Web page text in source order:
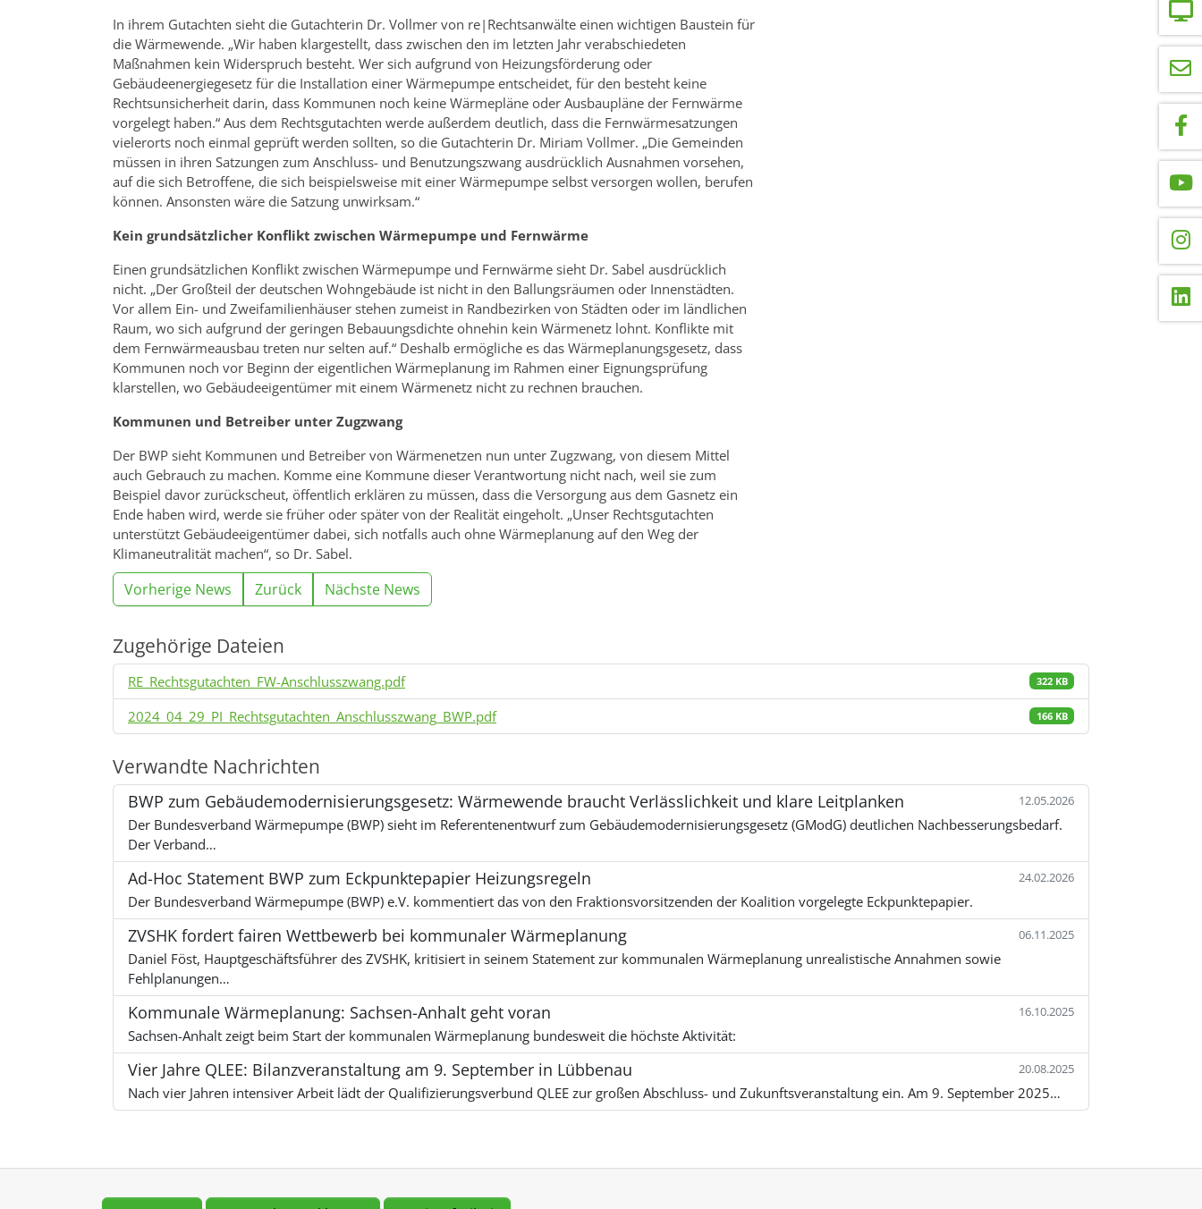
In ihrem Gutachten sieht die Gutachterin Dr. Vollmer von re|Rechtsanwälte einen wichtigen Baustein für
die Wärmewende. „Wir haben klargestellt, dass zwischen den im letzten Jahr verabschiedeten
Maßnahmen kein Widerspruch besteht. Wer sich aufgrund von Heizungsförderung oder
Gebäudeenergiegesetz für die Installation einer Wärmepumpe entscheidet, für den besteht keine
Rechtsunsicherheit darin, dass Kommunen noch keine Wärmepläne oder Ausbaupläne der Fernwärme
vorgelegt haben.“ Aus dem Rechtsgutachten werde außerdem deutlich, dass die Fernwärmesatzungen
vielerorts noch einmal geprüft werden sollten, so die Gutachterin Dr. Miriam Vollmer. „Die Gemeinden
müssen in ihren Satzungen zum Anschluss- und Benutzungszwang ausdrücklich Ausnahmen vorsehen,
auf die sich Betroffene, die sich beispielsweise mit einer Wärmepumpe selbst versorgen wollen, berufen
können. Ansonsten wäre die Satzung unwirksam.“
Kein grundsätzlicher Konflikt zwischen Wärmepumpe und Fernwärme
Einen grundsätzlichen Konflikt zwischen Wärmepumpe und Fernwärme sieht Dr. Sabel ausdrücklich
nicht. „Der Großteil der deutschen Wohngebäude ist nicht in den Ballungsräumen oder Innenstädten.
Vor allem Ein- und Zweifamilienhäuser stehen zumeist in Randbezirken von Städten oder im ländlichen
Raum, wo sich aufgrund der geringen Bebauungsdichte ohnehin kein Wärmenetz lohnt. Konflikte mit
dem Fernwärmeausbau treten nur selten auf.“ Deshalb ermögliche es das Wärmeplanungsgesetz, dass
Kommunen noch vor Beginn der eigentlichen Wärmeplanung im Rahmen einer Eignungsprüfung
klarstellen, wo Gebäudeeigentümer mit einem Wärmenetz nicht zu rechnen brauchen.
Kommunen und Betreiber unter Zugzwang
Der BWP sieht Kommunen und Betreiber von Wärmenetzen nun unter Zugzwang, von diesem Mittel
auch Gebrauch zu machen. Komme eine Kommune dieser Verantwortung nicht nach, weil sie zum
Beispiel davor zurückscheut, öffentlich erklären zu müssen, dass die Versorgung aus dem Gasnetz ein
Ende haben wird, werde sie früher oder später von der Realität eingeholt. „Unser Rechtsgutachten
unterstützt Gebäudeeigentümer dabei, sich notfalls auch ohne Wärmeplanung auf den Weg der
Klimaneutralität machen“, so Dr. Sabel.
Vorherige News Zurück Nächste News
Zugehörige Dateien
RE_Rechtsgutachten_FW-Anschlusszwang.pdf 322 KB
2024_04_29_PI_Rechtsgutachten_Anschlusszwang_BWP.pdf 166 KB
Verwandte Nachrichten
BWP zum Gebäudemodernisierungsgesetz: Wärmewende braucht Verlässlichkeit und klare Leitplanken 12.05.2026
Der Bundesverband Wärmepumpe (BWP) sieht im Referentenentwurf zum Gebäudemodernisierungsgesetz (GModG) deutlichen Nachbesserungsbedarf.
Der Verband…
Ad-Hoc Statement BWP zum Eckpunktepapier Heizungsregeln 24.02.2026
Der Bundesverband Wärmepumpe (BWP) e.V. kommentiert das von den Fraktionsvorsitzenden der Koalition vorgelegte Eckpunktepapier.
ZVSHK fordert fairen Wettbewerb bei kommunaler Wärmeplanung 06.11.2025
Daniel Föst, Hauptgeschäftsführer des ZVSHK, kritisiert in seinem Statement zur kommunalen Wärmeplanung unrealistische Annahmen sowie
Fehlplanungen…
Kommunale Wärmeplanung: Sachsen-Anhalt geht voran 16.10.2025
Sachsen-Anhalt zeigt beim Start der kommunalen Wärmeplanung bundesweit die höchste Aktivität:
Vier Jahre QLEE: Bilanzveranstaltung am 9. September in Lübbenau 20.08.2025
Nach vier Jahren intensiver Arbeit lädt der Qualifizierungsverbund QLEE zur großen Abschluss- und Zukunftsveranstaltung ein. Am 9. September 2025…